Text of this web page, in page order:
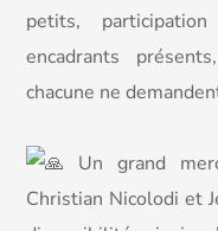
petits,
encadrants
chacune ne
Un grand
Christian Nicolodi et